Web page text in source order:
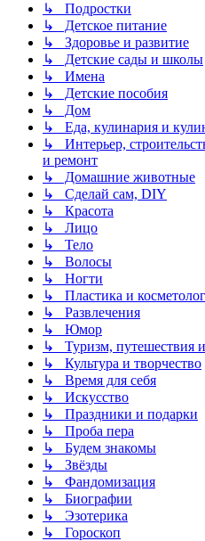
↳ Подростки
↳ Детское питание
↳ Здоровье и развитие
↳ Детские сады и школы
↳ Имена
↳ Детские пособия
↳ Дом
↳ Еда, кулинария и
↳ Интерьер,
и ремонт
↳ Домашние животные
↳ Сделай сам, DIY
↳ Красота
↳ Лицо
↳ Тело
↳ Волосы
↳ Ногти
↳ Пластика и
↳ Развлечения
↳ Юмор
↳ Туризм, путешествия
↳ Культура и творчество
↳ Время для себя
↳ Искусство
↳ Праздники и подарки
↳ Проба пера
↳ Будем знакомы
↳ Звёзды
↳ Фандомизация
↳ Биографии
↳ Эзотерика
↳ Гороскоп